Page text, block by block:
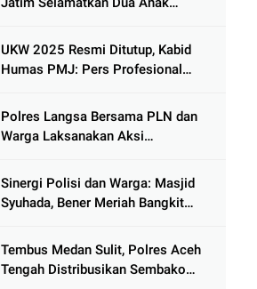
Kenjeran
UKW 2025 Resmi Ditutup, Kabid
Humas PMJ: Pers Profesional
Hoaks
Polres Langsa Bersama PLN dan
Warga Laksanakan Aksi
Tamiang
Sinergi Polisi dan Warga: Masjid
Syuhada, Bener Meriah Bangkit
Tembus Medan Sulit, Polres Aceh
Tengah Distribusikan Sembako